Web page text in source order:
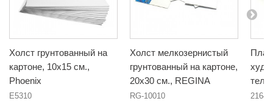
Холст грунтованный на
картоне, 10x15 см.,
Phoenix
E5310
Холст мелкозернистый
грунтованный на картоне,
20x30 см., REGINA
RG-10010
2164